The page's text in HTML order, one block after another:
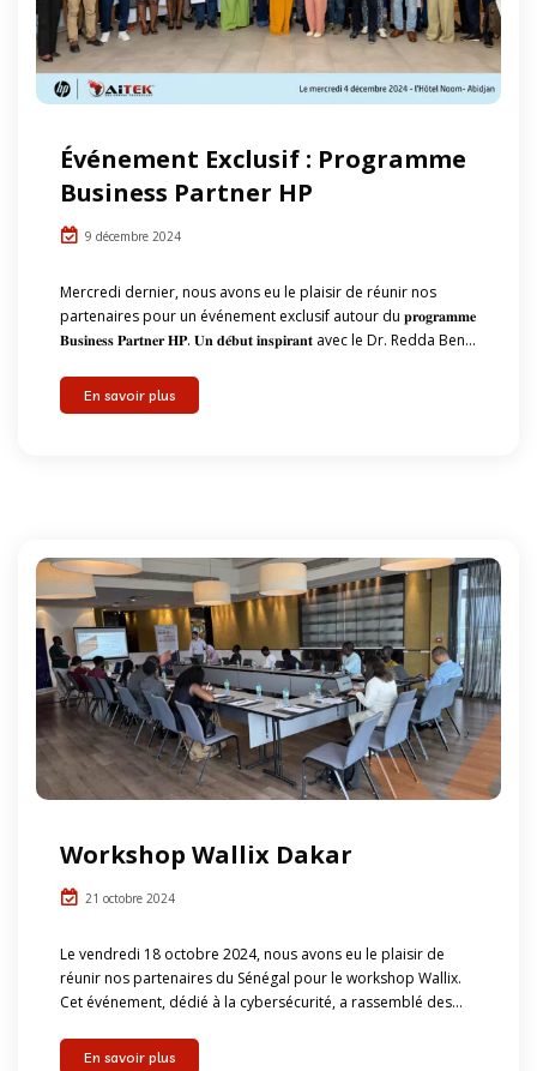
Événement Exclusif : Programme
Business Partner HP
9 décembre 2024
Mercredi dernier, nous avons eu le plaisir de réunir nos
partenaires pour un événement exclusif autour du 𝐩𝐫𝐨𝐠𝐫𝐚𝐦𝐦𝐞
𝐁𝐮𝐬𝐢𝐧𝐞𝐬𝐬 𝐏𝐚𝐫𝐭𝐧𝐞𝐫 𝐇𝐏. 𝐔𝐧 𝐝𝐞́𝐛𝐮𝐭 𝐢𝐧𝐬𝐩𝐢𝐫𝐚𝐧𝐭 avec le Dr. Redda Ben...
En savoir plus
Workshop Wallix Dakar
21 octobre 2024
Le vendredi 18 octobre 2024, nous avons eu le plaisir de
réunir nos partenaires du Sénégal pour le workshop Wallix.
Cet événement, dédié à la cybersécurité, a rassemblé des...
En savoir plus